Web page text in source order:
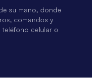
su mano, donde
comandos y
celular o